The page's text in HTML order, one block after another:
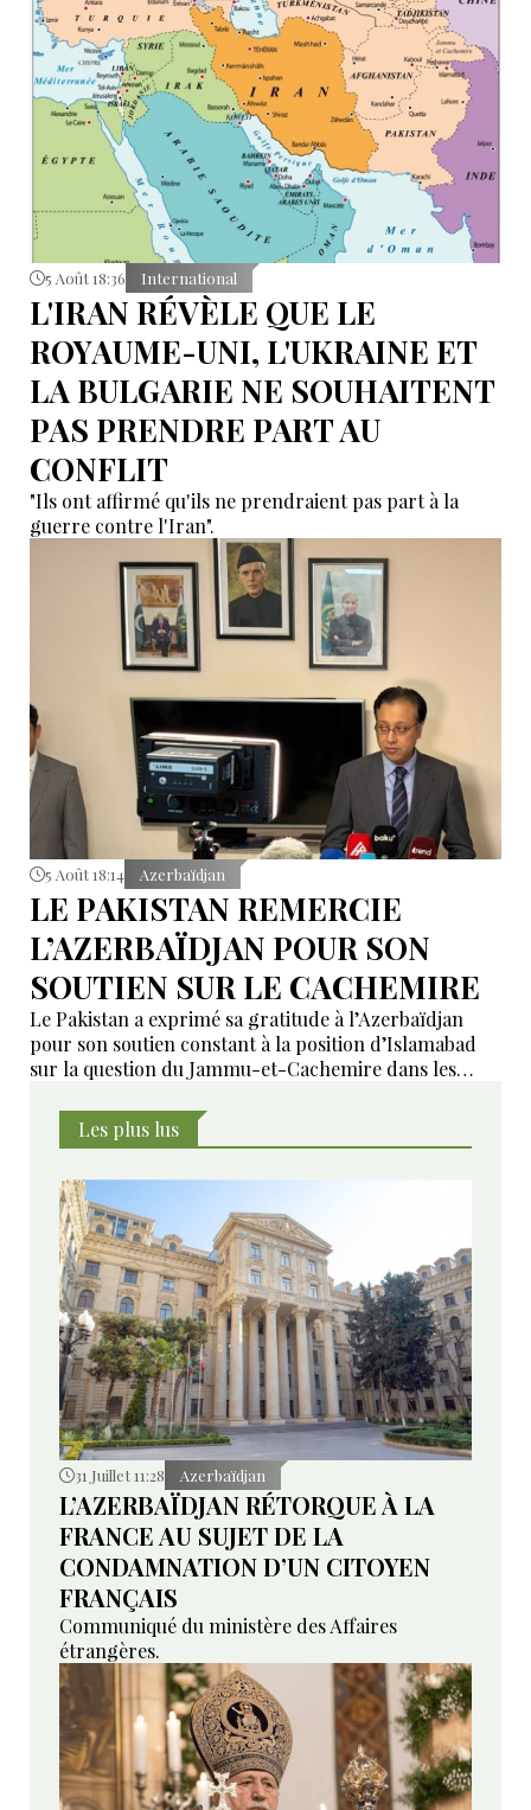
5 Août 18:36 International
L'IRAN RÉVÈLE QUE LE
ROYAUME-UNI, L'UKRAINE ET
LA BULGARIE NE SOUHAITENT
PAS PRENDRE PART AU
CONFLIT
"Ils ont affirmé qu'ils ne prendraient pas part à la
guerre contre l'Iran".
5 Août 18:14 Azerbaïdjan
LE PAKISTAN REMERCIE
L’AZERBAÏDJAN POUR SON
SOUTIEN SUR LE CACHEMIRE
Le Pakistan a exprimé sa gratitude à l’Azerbaïdjan
pour son soutien constant à la position d’Islamabad
sur la question du Jammu-et-Cachemire dans les
Les plus lus
31 Juillet 11:28 Azerbaïdjan
L’AZERBAÏDJAN RÉTORQUE À LA
FRANCE AU SUJET DE LA
CONDAMNATION D’UN CITOYEN
FRANÇAIS
Communiqué du ministère des Affaires
étrangères.